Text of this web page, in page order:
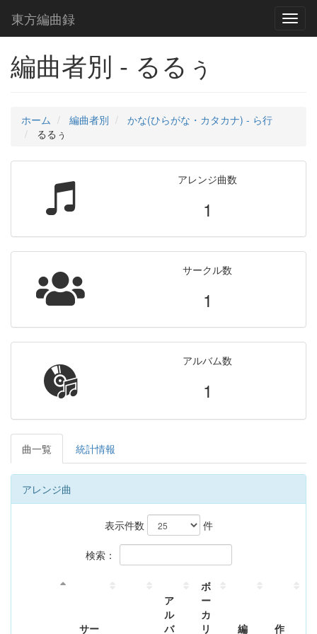
東方編曲録
編曲者別 - るるぅ
ホーム 編曲者別
かな(ひらがな・カタカナ) - ら行
るるぅ
アレンジ曲数
1
サークル数
1
アルバム数
1
曲一覧 統計情報
アレンジ曲
表示件数 件
検索：
サー
ア
ル
バ
ボ
ー
カ
リ
編 作